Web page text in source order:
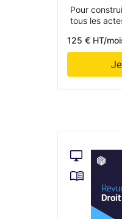
Pour
tous les
125 € HT/